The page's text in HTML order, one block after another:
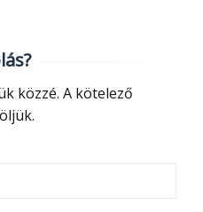
közzé. A kötelező